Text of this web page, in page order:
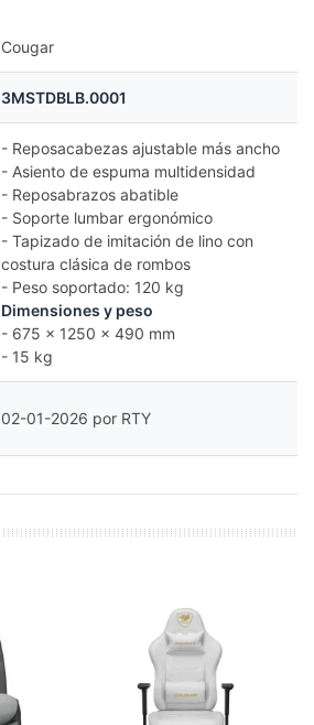
Cougar
3MSTDBLB.0001
- Reposacabezas ajustable más ancho
- Asiento de espuma multidensidad
- Reposabrazos abatible
- Soporte lumbar ergonómico
- Tapizado de imitación de lino con
costura clásica de rombos
- Peso soportado: 120 kg
Dimensiones y peso
- 675 x 1250 x 490 mm
- 15 kg
02-01-2026 por RTY